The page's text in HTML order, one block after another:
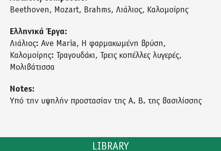
LIBRARY
Beethoven, Mozart, Brahms, Λιάλιος, Καλομοίρης
Ελληνικά Έργα:
Λιάλιος: Ave Maria, Η φαρμακωμένη βρύση,
Καλομοίρης: Τραγουδάκι, Τρεις κοπέλλες λυγερές,
Μολιβάτισσα
Notes:
Υπό την υψηλήν προστασίαν της Α. Β. της βασιλίσσης